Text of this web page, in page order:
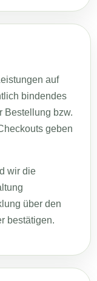
auf
bindendes
Bestellung bzw.
geben
wir die
über den
bestätigen.